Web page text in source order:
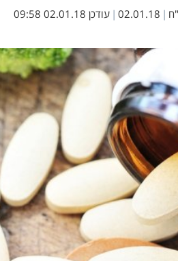
|
02.01.18
| עודכן 02.01.18 09:58